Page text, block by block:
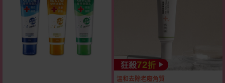
狂殺72折
溫和去除老廢角質